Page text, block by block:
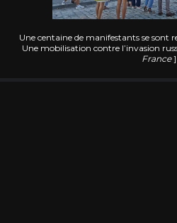
Une centaine de manifestants se sont
Une mobilisation contre l’invasion
France]